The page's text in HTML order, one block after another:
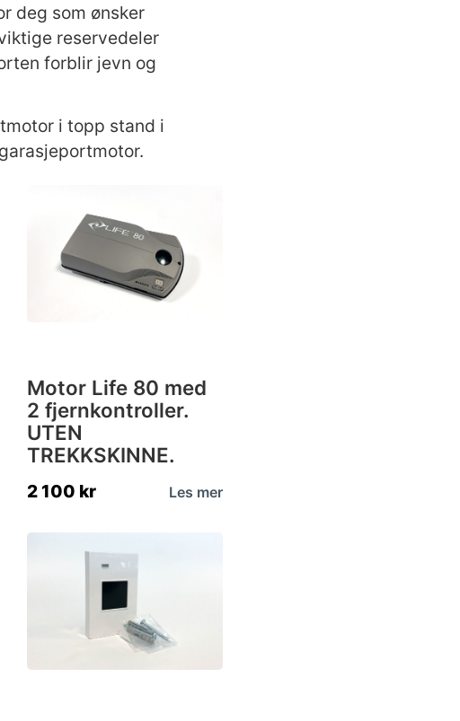
deg som ønsker
reservedeler
forblir jevn og
i topp stand i
Motor Life 80 med
2 fjernkontroller.
UTEN
TREKKSKINNE.
2 100 kr Les mer